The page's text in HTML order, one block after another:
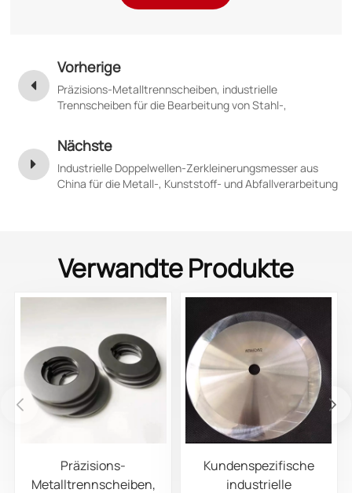
Vorherige
Präzisions-Metalltrennscheiben, industrielle
Trennscheiben für die Bearbeitung von Stahl-,
Nächste
Industrielle Doppelwellen-Zerkleinerungsmesser aus
China für die Metall-, Kunststoff- und Abfallverarbeitung
Verwandte Produkte
Präzisions-
Metalltrennscheiben,
Kundenspezifische
industrielle